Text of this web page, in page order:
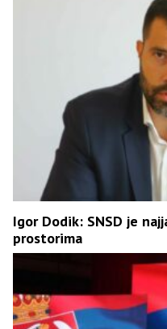
Igor Dodik: SNSD je
prostorima